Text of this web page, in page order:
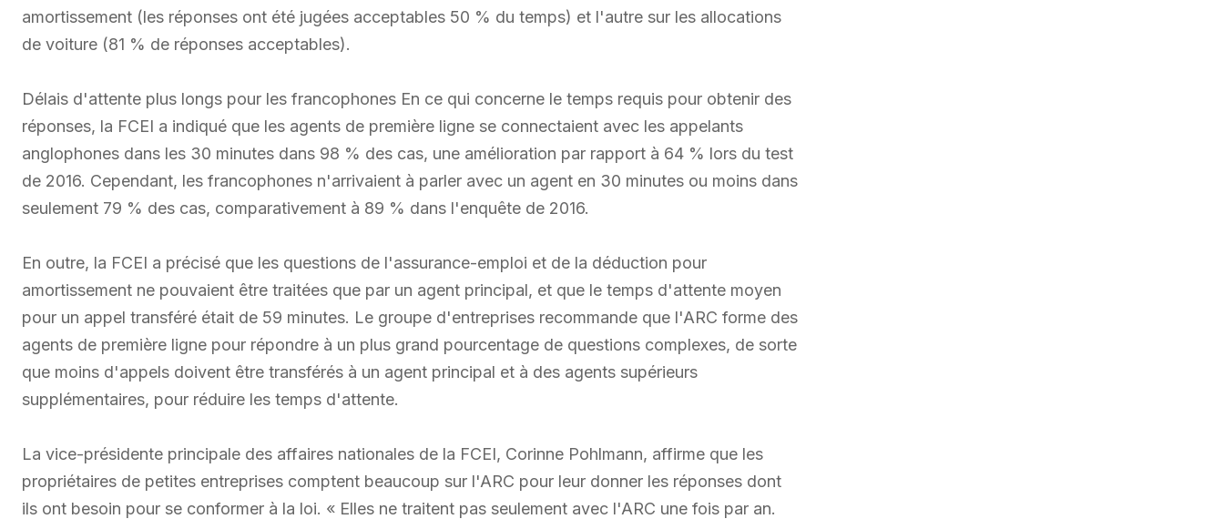
amortissement (les réponses ont été jugées acceptables 50 % du temps) et l'autre sur les allocations
de voiture (81 % de réponses acceptables).
Délais d'attente plus longs pour les francophones En ce qui concerne le temps requis pour obtenir des
réponses, la FCEI a indiqué que les agents de première ligne se connectaient avec les appelants
anglophones dans les 30 minutes dans 98 % des cas, une amélioration par rapport à 64 % lors du test
de 2016. Cependant, les francophones n'arrivaient à parler avec un agent en 30 minutes ou moins dans
seulement 79 % des cas, comparativement à 89 % dans l'enquête de 2016.
En outre, la FCEI a précisé que les questions de l'assurance-emploi et de la déduction pour
amortissement ne pouvaient être traitées que par un agent principal, et que le temps d'attente moyen
pour un appel transféré était de 59 minutes. Le groupe d'entreprises recommande que l'ARC forme des
agents de première ligne pour répondre à un plus grand pourcentage de questions complexes, de sorte
que moins d'appels doivent être transférés à un agent principal et à des agents supérieurs
supplémentaires, pour réduire les temps d'attente.
La vice-présidente principale des affaires nationales de la FCEI, Corinne Pohlmann, affirme que les
propriétaires de petites entreprises comptent beaucoup sur l'ARC pour leur donner les réponses dont
ils ont besoin pour se conformer à la loi. « Elles ne traitent pas seulement avec l'ARC une fois par an.